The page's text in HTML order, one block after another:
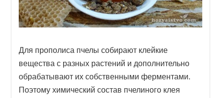
Для прополиса пчелы собирают клейкие
вещества с разных растений и дополнительно
обрабатывают их собственными ферментами.
Поэтому химический состав пчелиного клея